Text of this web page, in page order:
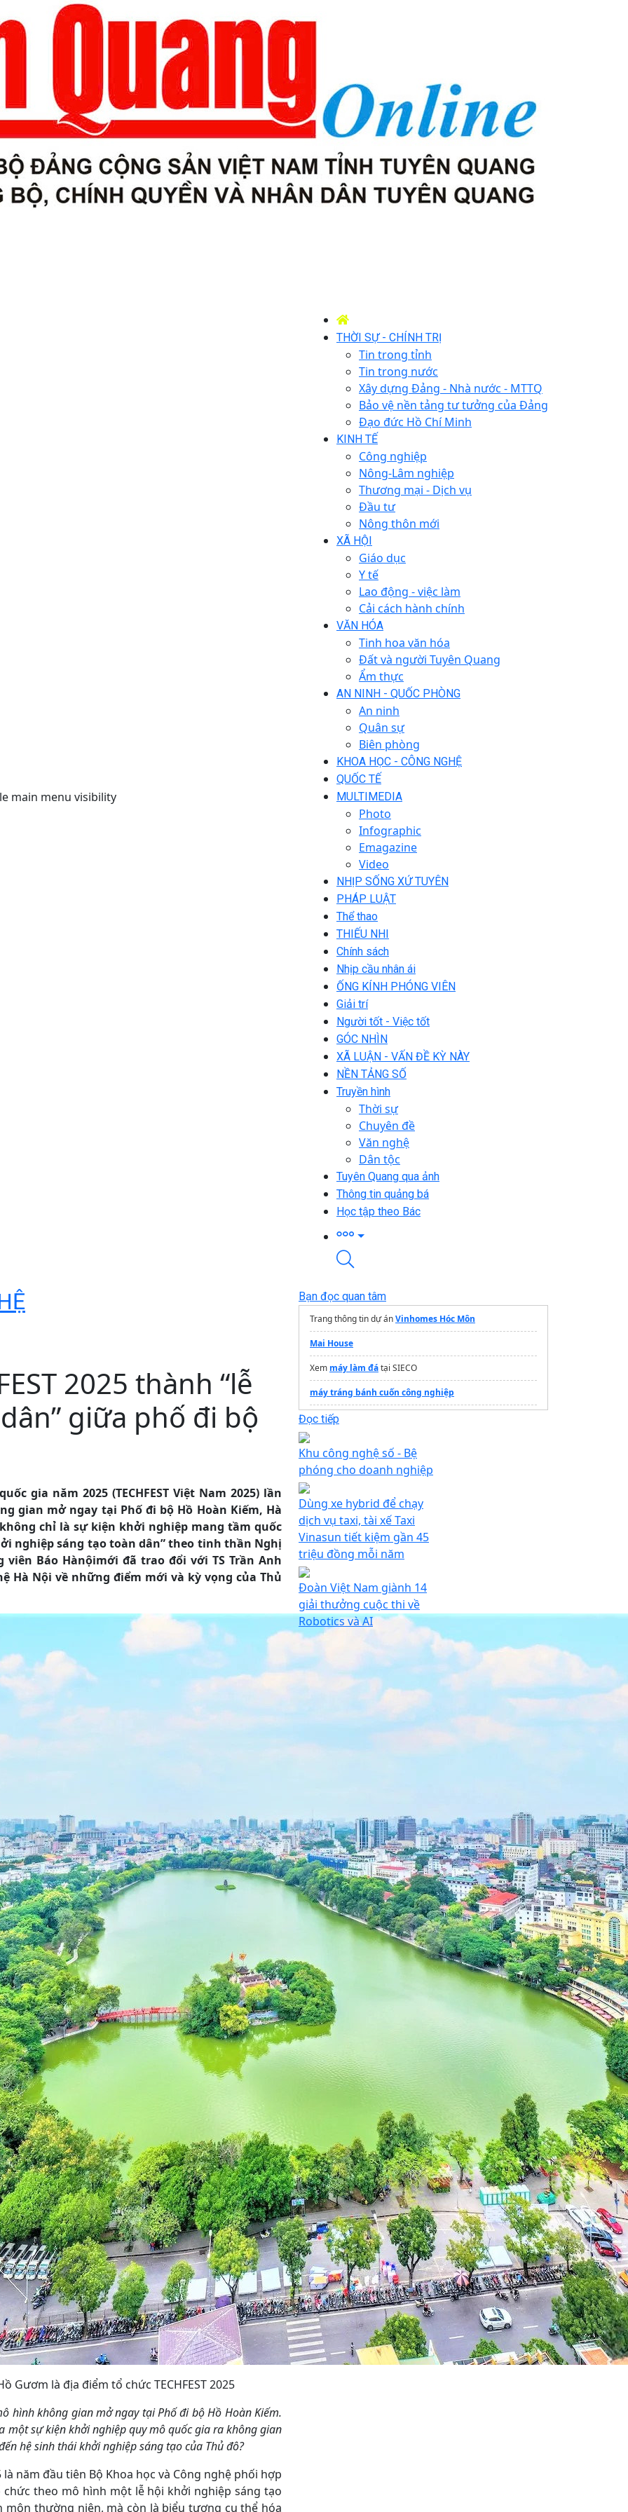
main menu visibility
THỜI SỰ - CHÍNH TRỊ
Tin trong tỉnh
Tin trong nước
Xây dựng Đảng - Nhà nước - MTTQ
Bảo vệ nền tảng tư tưởng của Đảng
Đạo đức Hồ Chí Minh
KINH TẾ
Công nghiệp
Nông-Lâm nghiệp
Thương mại - Dịch vụ
Đầu tư
Nông thôn mới
XÃ HỘI
Giáo dục
Y tế
Lao động - việc làm
Cải cách hành chính
VĂN HÓA
Tinh hoa văn hóa
Đất và người Tuyên Quang
Ẩm thực
AN NINH - QUỐC PHÒNG
An ninh
Quân sự
Biên phòng
KHOA HỌC - CÔNG NGHỆ
QUỐC TẾ
MULTIMEDIA
Photo
Infographic
Emagazine
Video
NHỊP SỐNG XỨ TUYÊN
PHÁP LUẬT
Thể thao
THIẾU NHI
Chính sách
Nhịp cầu nhân ái
ỐNG KÍNH PHÓNG VIÊN
Giải trí
Người tốt - Việc tốt
GÓC NHÌN
XÃ LUẬN - VẤN ĐỀ KỲ NÀY
NỀN TẢNG SỐ
Truyền hình
Thời sự
Chuyên đề
Văn nghệ
Dân tộc
Tuyên Quang qua ảnh
Thông tin quảng bá
Học tập theo Bác
2025 thành “lễ
giữa phố đi bộ
gia năm 2025 (TECHFEST Việt Nam 2025) lần
gian mở ngay tại Phố đi bộ Hồ Hoàn Kiếm, Hà
chỉ là sự kiện khởi nghiệp mang tầm quốc
nghiệp sáng tạo toàn dân” theo tinh thần Nghị
viên Báo Hànộimới đã trao đổi với TS Trần Anh
Hà Nội về những điểm mới và kỳ vọng của Thủ
Gươm là địa điểm tổ chức TECHFEST 2025
hình không gian mở ngay tại Phố đi bộ Hồ Hoàn Kiếm.
một sự kiện khởi nghiệp quy mô quốc gia ra không gian
hệ sinh thái khởi nghiệp sáng tạo của Thủ đô?
là năm đầu tiên Bộ Khoa học và Công nghệ phối hợp
theo mô hình một lễ hội khởi nghiệp sáng tạo
thường niên, mà còn là biểu tượng cụ thể hóa
Bạn đọc quan tâm
Trang thông tin dự ánVinhomes Hóc Môn
Mai House
Xem máy làm đátại SIECO
máy tráng bánh cuốn công nghiệp
máy xay đậu
Đọc tiếp
Khu công nghệ số - Bệ
phóng cho doanh nghiệp
Dùng xe hybrid để chạy
dịch vụ taxi, tài xế Taxi
Vinasun tiết kiệm gần 45
triệu đồng mỗi năm
Đoàn Việt Nam giành 14
giải thưởng cuộc thi về
Robotics và AI